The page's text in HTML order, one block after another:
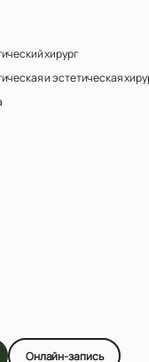
хирург
и эстетическая
Онлайн-запись